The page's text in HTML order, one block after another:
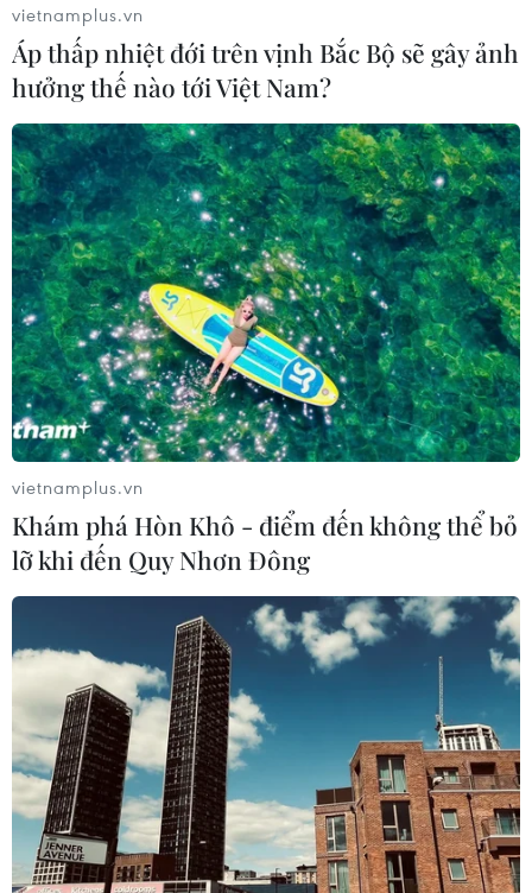
vietnamplus.vn
Áp thấp nhiệt đới trên vịnh Bắc Bộ sẽ gây ảnh
hưởng thế nào tới Việt Nam?
vietnamplus.vn
Khám phá Hòn Khô - điểm đến không thể bỏ
lỡ khi đến Quy Nhơn Đông